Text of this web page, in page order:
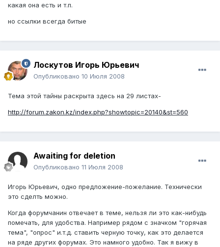
какая она есть и т.п.
но ссылки всегда битые
Лоскутов Игорь Юрьевич
Опубликовано 10 Июля 2008
Тема этой тайны раскрыта здесь на 29 листах-
http://forum.zakon.kz/index.php?showtopic=20140&st=560
Awaiting for deletion
Опубликовано 11 Июля 2008
Игорь Юрьевич, одно предложение-пожелание. Технически
это сделть можно.
Когда форумчанин отвечает в теме, нельзя ли это как-нибудь
помечать, для удобства. Например рядом с значком "горячая
тема", "опрос" и.т.д. ставить черную точку, как это делается
на ряде других форумах. Это намного удобно. Так я вижу в